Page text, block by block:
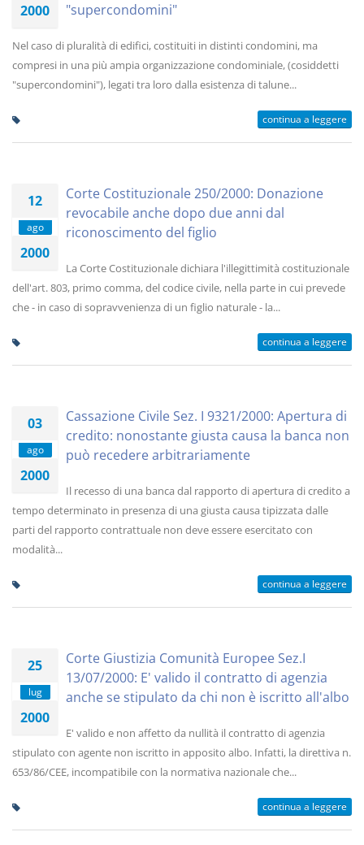
2000
"supercondomini"
Nel caso di pluralità di edifici, costituiti in distinti condomini, ma
compresi in una più ampia organizzazione condominiale, (cosiddetti
"supercondomini"), legati tra loro dalla esistenza di talune...
continua a leggere
12
ago
2000
Corte Costituzionale 250/2000: Donazione
revocabile anche dopo due anni dal
riconoscimento del figlio
La Corte Costituzionale dichiara l'illegittimità costituzionale
dell'art. 803, primo comma, del codice civile, nella parte in cui prevede
che - in caso di sopravvenienza di un figlio naturale - la...
continua a leggere
03
ago
2000
Cassazione Civile Sez. I 9321/2000: Apertura di
credito: nonostante giusta causa la banca non
può recedere arbitrariamente
Il recesso di una banca dal rapporto di apertura di credito a
tempo determinato in presenza di una giusta causa tipizzata dalle
parti del rapporto contrattuale non deve essere esercitato con
modalità...
continua a leggere
25
lug
2000
Corte Giustizia Comunità Europee Sez.I
13/07/2000: E' valido il contratto di agenzia
anche se stipulato da chi non è iscritto all'albo
E' valido e non affetto da nullità il contratto di agenzia
stipulato con agente non iscritto in apposito albo. Infatti, la direttiva n.
653/86/CEE, incompatibile con la normativa nazionale che...
continua a leggere